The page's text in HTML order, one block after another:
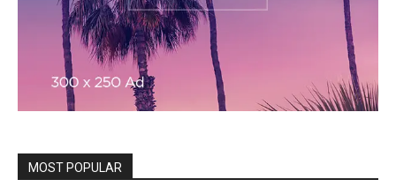
MOST POPULAR